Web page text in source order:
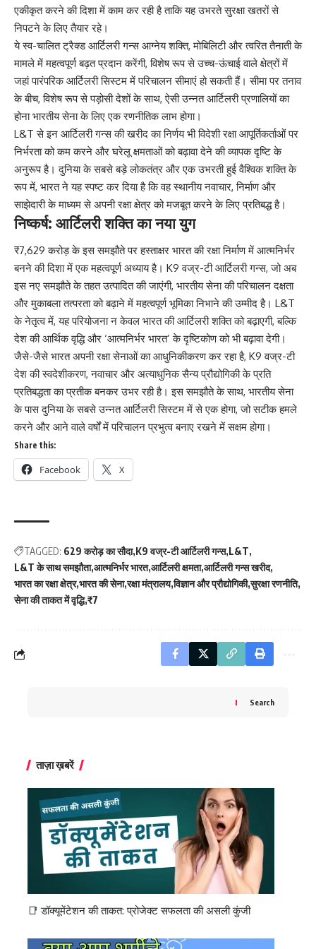
एकीकृत करने की दिशा में काम कर रही है ताकि यह उभरते सुरक्षा खतरों से
निपटने के लिए तैयार रहे।
ये स्व-चालित ट्रैक्ड आर्टिलरी गन्स आग्नेय शक्ति, मोबिलिटी और त्वरित तैनाती के
मामले में महत्वपूर्ण बढ़त प्रदान करेंगी, विशेष रूप से उच्च-ऊंचाई वाले क्षेत्रों में
जहां पारंपरिक आर्टिलरी सिस्टम में परिचालन सीमाएं हो सकती हैं। सीमा पर तनाव
के बीच, विशेष रूप से पड़ोसी देशों के साथ, ऐसी उन्नत आर्टिलरी प्रणालियों का
होना भारतीय सेना के लिए एक रणनीतिक लाभ होगा।
L&T से इन आर्टिलरी गन्स की खरीद का निर्णय भी विदेशी रक्षा आपूर्तिकर्ताओं पर
निर्भरता को कम करने और घरेलू क्षमताओं को बढ़ावा देने की व्यापक दृष्टि के
अनुरूप है। दुनिया के सबसे बड़े लोकतंत्र और एक उभरती हुई वैश्विक शक्ति के
रूप में, भारत ने यह स्पष्ट कर दिया है कि वह स्थानीय नवाचार, निर्माण और
साझेदारी के माध्यम से अपनी रक्षा क्षेत्र को मजबूत करने के लिए प्रतिबद्ध है।
निष्कर्ष: आर्टिलरी शक्ति का नया युग
₹7,629 करोड़ के इस समझौते पर हस्ताक्षर भारत की रक्षा निर्माण में आत्मनिर्भर
बनने की दिशा में एक महत्वपूर्ण अध्याय है। K9 वज्र-टी आर्टिलरी गन्स, जो अब
इस नए समझौते के तहत उत्पादित की जाएंगी, भारतीय सेना की परिचालन दक्षता
और मुकाबला तत्परता को बढ़ाने में महत्वपूर्ण भूमिका निभाने की उम्मीद है। L&T
के नेतृत्व में, यह परियोजना न केवल भारत की आर्टिलरी शक्ति को बढ़ाएगी, बल्कि
देश की आर्थिक वृद्धि और ‘आत्मनिर्भर भारत’ के दृष्टिकोण को भी बढ़ावा देगी।
जैसे-जैसे भारत अपनी रक्षा सेनाओं का आधुनिकीकरण कर रहा है, K9 वज्र-टी
देश की स्वदेशीकरण, नवाचार और अत्याधुनिक सैन्य प्रौद्योगिकी के प्रति
प्रतिबद्धता का प्रतीक बनकर उभर रही है। इस समझौते के साथ, भारतीय सेना
के पास दुनिया के सबसे उन्नत आर्टिलरी सिस्टम में से एक होगा, जो सटीक हमले
करने और आने वाले वर्षों में परिचालन प्रभुत्व बनाए रखने में सक्षम होगा।
Share this:
Facebook X
TAGGED: 629 करोड़ का सौदा K9 वज्र-टी आर्टिलरी गन्स L&T
L&T के साथ समझौता आत्मनिर्भर भारत आर्टिलरी क्षमता आर्टिलरी गन्स खरीद
भारत का रक्षा क्षेत्र भारत की सेना रक्षा मंत्रालय विज्ञान और प्रौद्योगिकी सुरक्षा रणनीति
सेना की ताकत में वृद्धि ₹7
Search
ताज़ा ख़बरें
📑 डॉक्यूमेंटेशन की ताकत: प्रोजेक्ट सफलता की असली कुंजी